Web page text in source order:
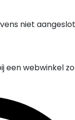
niet
een webwinkel